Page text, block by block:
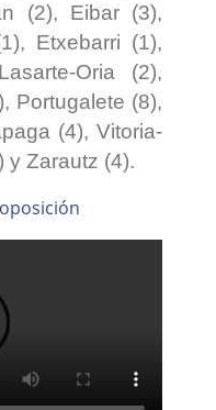
(2), Eibar (3),
Etxebarri (1),
Oria (2),
Portugalete (8),
(4), Vitoria-
y Zarautz (4).